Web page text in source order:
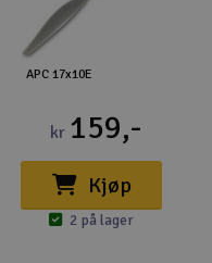
APC 17x10E
kr 159,-
Kjøp
2 på lager